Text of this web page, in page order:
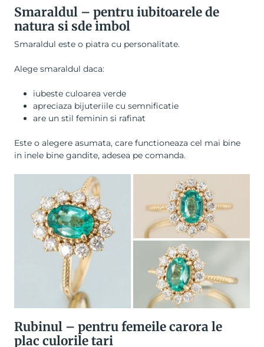
Smaraldul – pentru iubitoarele de
natura si sde imbol
Smaraldul este o piatra cu personalitate.
Alege smaraldul daca:
iubeste culoarea verde
apreciaza bijuteriile cu semnificatie
are un stil feminin si rafinat
Este o alegere asumata, care functioneaza cel mai bine
in inele bine gandite, adesea pe comanda.
Rubinul – pentru femeile carora le
plac culorile tari